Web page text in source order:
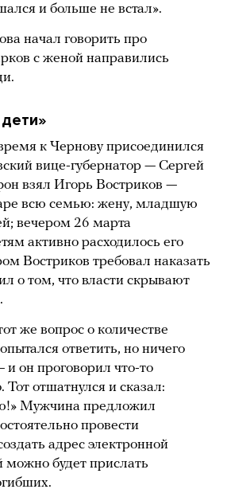
и больше не встал».
начал говорить про
с женой направились
к Чернову присоединился
вице-губернатор — Сергей
взял Игорь Востриков —
всю семью: жену, младшую
вечером 26 марта
активно расходилось его
Востриков требовал наказать
о том, что власти скрывают
же вопрос о количестве
ответить, но ничего
он проговорил что-то
Тот отшатнулся и сказал:
Мужчина предложил
провести
адрес электронной
можно будет прислать